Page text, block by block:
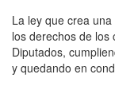
La ley que crea
los derechos de
Diputados,
y quedando en